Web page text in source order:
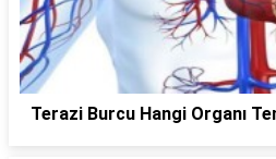
Terazi Burcu Hangi Organı